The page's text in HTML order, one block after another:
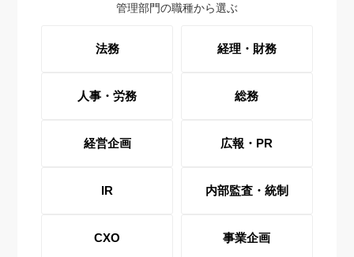
管理部門の職種から選ぶ
法務 経理・財務
人事・労務 総務
経営企画 広報・PR
IR 内部監査・統制
CXO 事業企画